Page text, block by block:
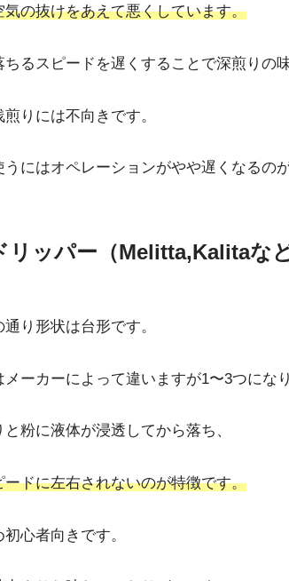
気の抜けをあえて悪くしています。
ちるスピードを遅くすることで深煎りの
りには不向きです。
うにはオペレーションがやや遅くなるの
リッパー（Melitta,Kalitaなど
り形状は台形です。
メーカーによって違いますが1〜3つになり
と粉に液体が浸透してから落ち、
ードに左右されないのが特徴です。
心者向きです。